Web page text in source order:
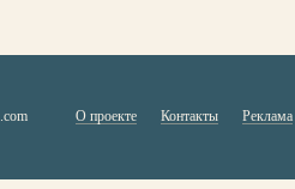
О проекте Контакты Реклама